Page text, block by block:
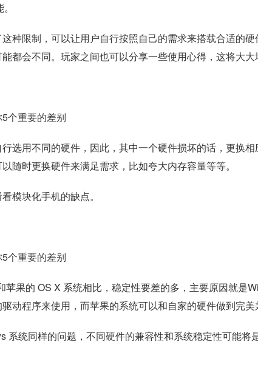
种限制，可以让用户自行按照自己的需求来搭载合适的硬
都会不同。玩家之间也可以分享一些使用心得，这将大大
选用不同的硬件，因此，其中一个硬件损坏的话，更换
随时更换硬件来满足需求，比如夸大内存容量等等。
模块化手机的缺点。
苹果的 OS X 系统相比，稳定性要差的多，主要原因就是
动程序来使用，而苹果的系统可以和自家的硬件做到完美
系统同样的问题，不同硬件的兼容性和系统稳定性可能将